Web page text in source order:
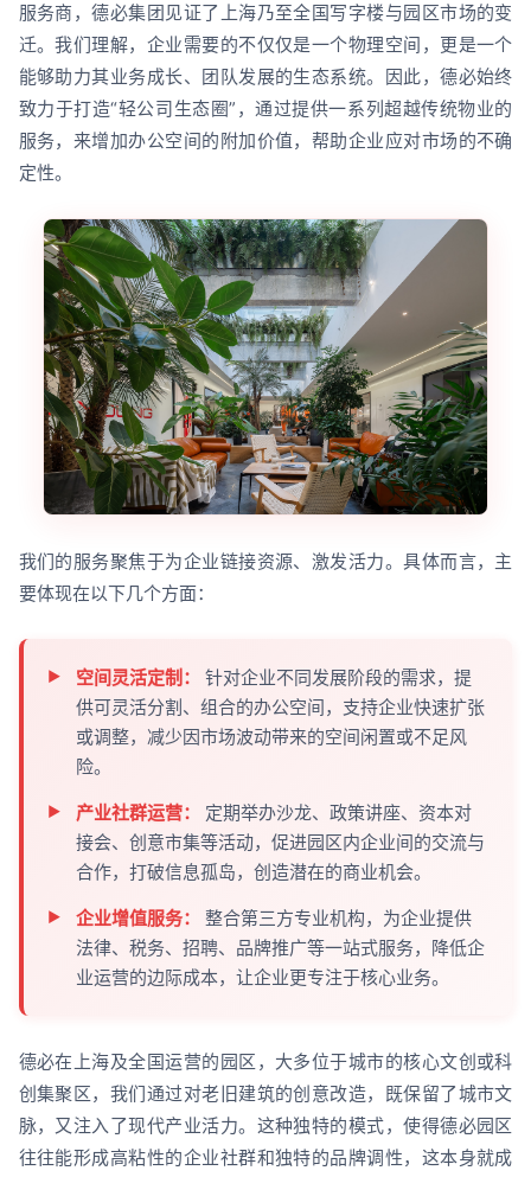
服务商，德必集团见证了上海乃至全国写字楼与园区市场的变
迁。我们理解，企业需要的不仅仅是一个物理空间，更是一个
能够助力其业务成长、团队发展的生态系统。因此，德必始终
致力于打造“轻公司生态圈”，通过提供一系列超越传统物业的
服务，来增加办公空间的附加价值，帮助企业应对市场的不确
定性。
我们的服务聚焦于为企业链接资源、激发活力。具体而言，主
要体现在以下几个方面：
空间灵活定制：
针对企业不同发展阶段的需求，提
供可灵活分割、组合的办公空间，支持企业快速扩张
或调整，减少因市场波动带来的空间闲置或不足风
险。
产业社群运营：
定期举办沙龙、政策讲座、资本对
接会、创意市集等活动，促进园区内企业间的交流与
合作，打破信息孤岛，创造潜在的商业机会。
企业增值服务：
整合第三方专业机构，为企业提供
法律、税务、招聘、品牌推广等一站式服务，降低企
业运营的边际成本，让企业更专注于核心业务。
德必在上海及全国运营的园区，大多位于城市的核心文创或科
创集聚区，我们通过对老旧建筑的创意改造，既保留了城市文
脉，又注入了现代产业活力。这种独特的模式，使得德必园区
往往能形成高粘性的企业社群和独特的品牌调性，这本身就成